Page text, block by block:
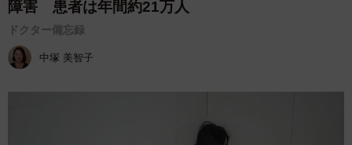
障害 患者は年間約21万人
ドクター備忘録
中塚 美智子